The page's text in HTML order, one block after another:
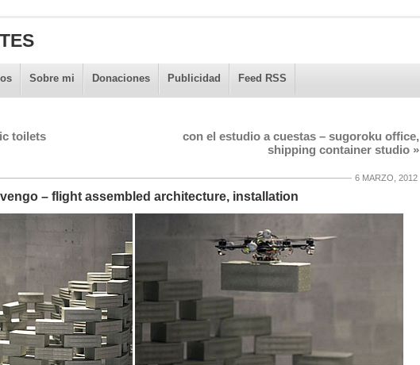
Sobre mi Donaciones Publicidad Feed RSS
toilets
con el estudio a cuestas – sugoroku office,
shipping container studio »
6 MARZO, 2012
– flight assembled architecture, installation